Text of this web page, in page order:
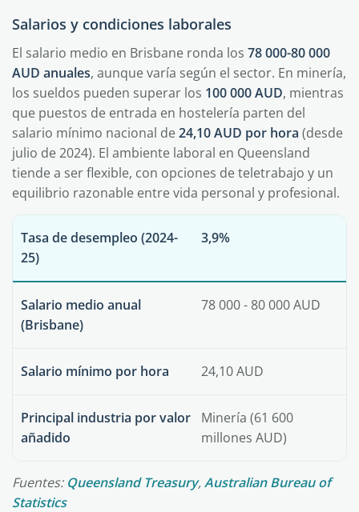
Salarios y condiciones laborales
El salario medio en Brisbane ronda los 78 000-80 000
AUD anuales, aunque varía según el sector. En minería,
los sueldos pueden superar los 100 000 AUD, mientras
que puestos de entrada en hostelería parten del
salario mínimo nacional de24,10 AUD por hora (desde
julio de 2024). El ambiente laboral en Queensland
tiende a ser flexible, con opciones de teletrabajo y un
equilibrio razonable entre vida personal y profesional.
Tasa de desempleo (2024-
25)
3,9%
Salario medio anual
(Brisbane)
78 000 - 80 000 AUD
Salario mínimo por hora 24,10 AUD
Principal industria por valor
añadido
Minería (61 600
millones AUD)
Fuentes: Queensland Treasury,Australian Bureau of
Statistics